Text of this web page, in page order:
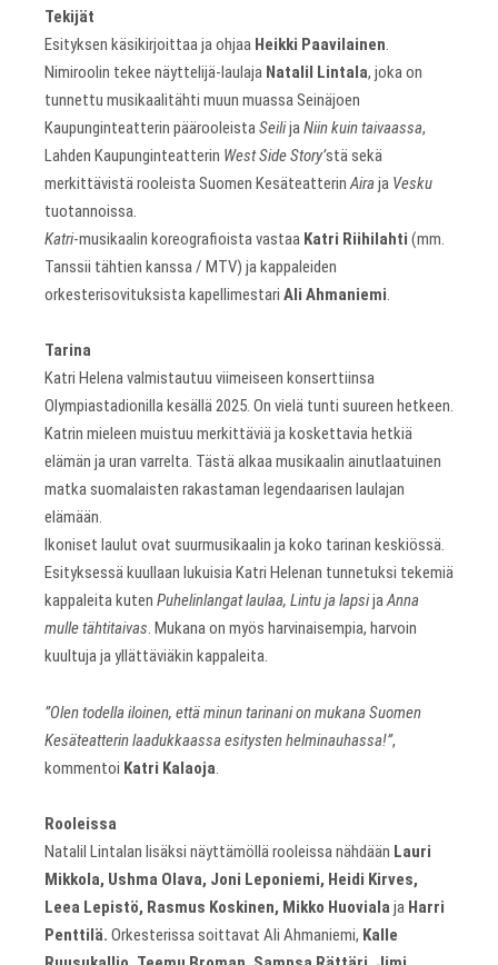
Tekijät
Esityksen käsikirjoittaa ja ohjaa Heikki Paavilainen.
Nimiroolin tekee näyttelijä-laulaja Natalil Lintala, joka on
tunnettu musikaalitähti muun muassa Seinäjoen
Kaupunginteatterin päärooleistaSeilijaNiin kuin taivaassa,
Lahden Kaupunginteatterin West Side Story’stä sekä
merkittävistä rooleista Suomen KesäteatterinAira ja Vesku
tuotannoissa.
Katri-musikaalin koreografioista vastaa Katri Riihilahti (mm.
Tanssii tähtien kanssa / MTV) ja kappaleiden
orkesterisovituksista kapellimestari Ali Ahmaniemi.
Tarina
Katri Helena valmistautuu viimeiseen konserttiinsa
Olympiastadionilla kesällä 2025. On vielä tunti suureen hetkeen.
Katrin mieleen muistuu merkittäviä ja koskettavia hetkiä
elämän ja uran varrelta. Tästä alkaa musikaalin ainutlaatuinen
matka suomalaisten rakastaman legendaarisen laulajan
elämään.
Ikoniset laulut ovat suurmusikaalin ja koko tarinan keskiössä.
Esityksessä kuullaan lukuisia Katri Helenan tunnetuksi tekemiä
kappaleita kuten Puhelinlangat laulaa, Lintu ja lapsijaAnna
mulle tähtitaivas. Mukana on myös harvinaisempia, harvoin
kuultuja ja yllättäviäkin kappaleita.
”Olen todella iloinen, että minun tarinani on mukana Suomen
Kesäteatterin laadukkaassa esitysten helminauhassa!”,
kommentoi Katri Kalaoja.
Rooleissa
Natalil Lintalan lisäksi näyttämöllä rooleissa nähdään Lauri
Mikkola, Ushma Olava, Joni Leponiemi, Heidi Kirves,
Leea Lepistö, Rasmus Koskinen, Mikko Huovialaja Harri
Penttilä. Orkesterissa soittavat Ali Ahmaniemi, Kalle